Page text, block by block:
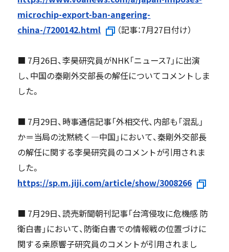
microchip-export-ban-angering-
china-/7200142.html
（記事：7月27日付け）
■ 7月26日、李昊研究員がNHK「ニュース7」に出演
し、中国の秦剛外交部長の解任についてコメントしま
した。
■ 7月29日、時事通信記事「外相交代、内部も「混乱」
か＝当局の沈黙続く―中国」において、秦剛外交部長
の解任に関する李昊研究員のコメントが引用されま
した。
https://sp.m.jiji.com/article/show/3008266
■ 7月29日、読売新聞朝刊記事「台湾侵攻に危機感 防
衛白書」において、防衛白書での情報戦の位置づけに
関する桒原響子研究員のコメントが引用されまし